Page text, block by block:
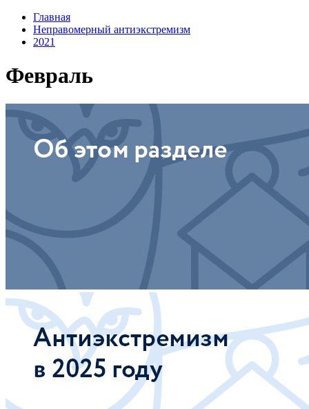
Главная
Неправомерный антиэкстремизм
2021
Февраль